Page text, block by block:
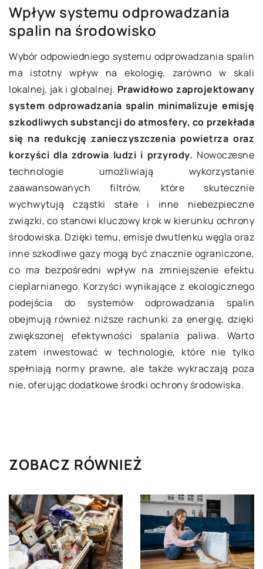
Wpływ systemu odprowadzania
spalin na środowisko
Wybór odpowiedniego systemu odprowadzania spalin
ma istotny wpływ na ekologię, zarówno w skali
lokalnej, jak i globalnej. Prawidłowo zaprojektowany
system odprowadzania spalin minimalizuje emisję
szkodliwych substancji do atmosfery, co przekłada
się na redukcję zanieczyszczenia powietrza oraz
korzyści dla zdrowia ludzi i przyrody. Nowoczesne
technologie umożliwiają wykorzystanie
zaawansowanych filtrów, które skutecznie
wychwytują cząstki stałe i inne niebezpieczne
związki, co stanowi kluczowy krok w kierunku ochrony
środowiska. Dzięki temu, emisje dwutlenku węgla oraz
inne szkodliwe gazy mogą być znacznie ograniczone,
co ma bezpośredni wpływ na zmniejszenie efektu
cieplarnianego. Korzyści wynikające z ekologicznego
podejścia do systemów odprowadzania spalin
obejmują również niższe rachunki za energię, dzięki
zwiększonej efektywności spalania paliwa. Warto
zatem inwestować w technologie, które nie tylko
spełniają normy prawne, ale także wykraczają poza
nie, oferując dodatkowe środki ochrony środowiska.
ZOBACZ RÓWNIEŻ